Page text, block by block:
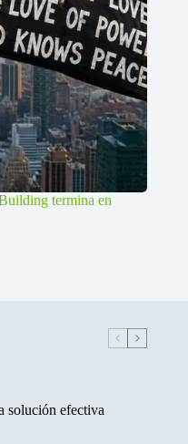
termina en
solución efectiva